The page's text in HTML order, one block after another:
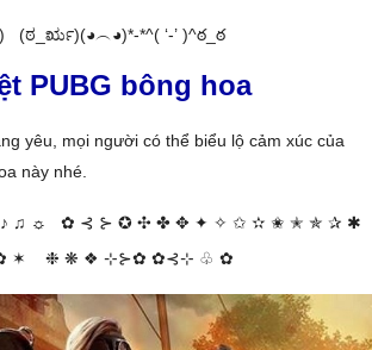
*^( ‘-’ )^ఠ_ఠ
PUBG bông hoa
yêu, mọi người có thể biểu lộ cảm xúc của
này nhé.
♥ ♪ ♫ ☼ ✿ ⊰ ⊱ ✪ ✣ ✤ ✥ ✦ ✧ ✩ ✫ ✬ ✭ ✯ ✰ ✱
✶ ❉ ❋ ❖ ⊹⊱✿ ✿⊰⊹ ♧ ✿